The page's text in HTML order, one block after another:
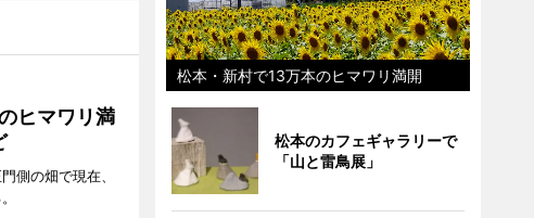
ヒマワリ満
側の畑で現在、
松本・新村で13万本のヒマワリ満開
松本のカフェギャラリーで
「山と雷鳥展」